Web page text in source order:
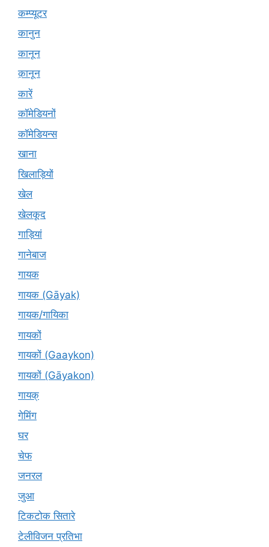
कम्प्यूटर
कानुन
कानून
क़ानून
कारें
कॉमेडियनों
कॉमेडियन्स
खाना
खिलाड़ियों
खेल
खेलकूद
गाड़ियां
गानेबाज
गायक
गायक (Gāyak)
गायक/गायिका
गायकों
गायकों (Gaaykon)
गायकों (Gāyakon)
गायक्
गेमिंग
घर
चेफ
जनरल
जुआ
टिकटोक सितारे
टेलीविजन प्रतिभा